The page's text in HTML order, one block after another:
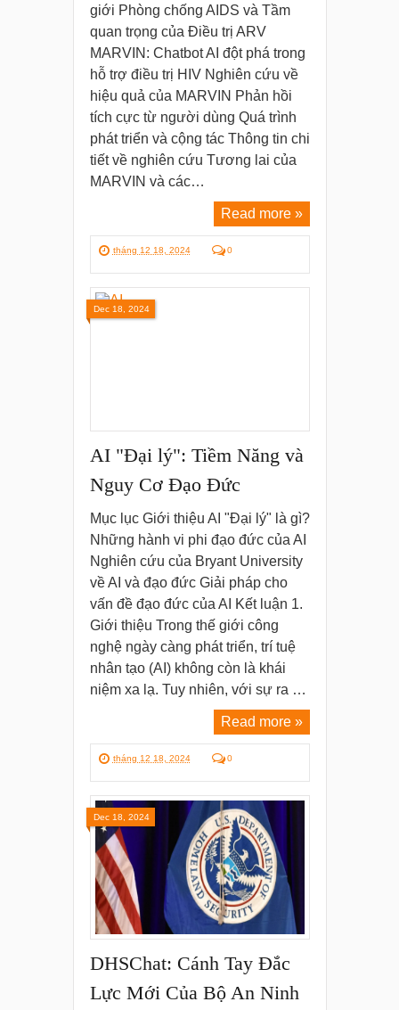
giới Phòng chống AIDS và Tầm
quan trọng của Điều trị ARV
MARVIN: Chatbot AI đột phá trong
hỗ trợ điều trị HIV Nghiên cứu về
hiệu quả của MARVIN Phản hồi
tích cực từ người dùng Quá trình
phát triển và cộng tác Thông tin chi
tiết về nghiên cứu Tương lai của
MARVIN và các…
Read more »
tháng 12 18, 2024 0
AI "Đại lý": Tiềm Năng và
Nguy Cơ Đạo Đức
Mục lục Giới thiệu AI "Đại lý" là gì?
Những hành vi phi đạo đức của AI
Nghiên cứu của Bryant University
về AI và đạo đức Giải pháp cho
vấn đề đạo đức của AI Kết luận 1.
Giới thiệu Trong thế giới công
nghệ ngày càng phát triển, trí tuệ
nhân tạo (AI) không còn là khái
niệm xa lạ. Tuy nhiên, với sự ra …
Read more »
tháng 12 18, 2024 0
Dec 18, 2024
DHSChat: Cánh Tay Đắc
Lực Mới Của Bộ An Ninh
Dec 18, 2024